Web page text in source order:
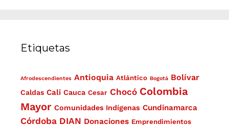
Etiquetas
Afrodescendientes Antioquia Atlántico Bogotá Bolívar
Caldas Cali Cauca Cesar Chocó Colombia
Mayor Comunidades Indígenas Cundinamarca
Córdoba DIAN Donaciones Emprendimientos